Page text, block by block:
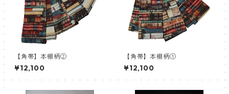
【角帯】本棚柄②
¥12,100
【角帯】本棚柄①
¥12,100